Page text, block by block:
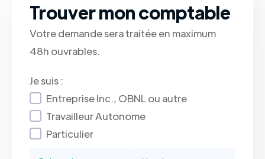
Trouver mon comptable
Votre demande sera traitée en maximum
48h ouvrables.
Je suis :
Entreprise Inc., OBNL ou autre
Travailleur Autonome
Particulier